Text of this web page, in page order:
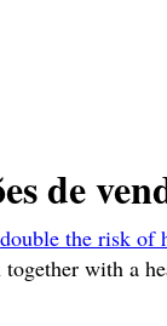
de
double the risk of
with a